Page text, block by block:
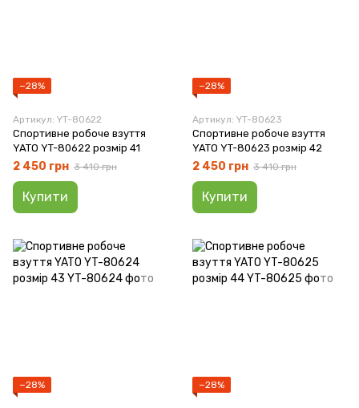
−28%
Артикул: YT-80622
Спортивне робоче взуття
YATO YT-80622 розмір 41
2 450 грн 3 410 грн
Купити
−28%
Артикул: YT-80623
Спортивне робоче взуття
YATO YT-80623 розмір 42
2 450 грн 3 410 грн
Купити
−28% −28%